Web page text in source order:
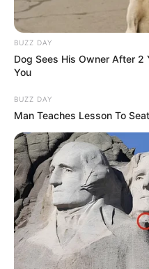
💰 Orbán Viktor nem
végkielégítését – fontos
🚨 Már lefoglalási
⚠️ Veszélyre
🚨 Magyar Péter
komoly változás jöhet
✨ Fordulat: Magyar
Kategóriák
BUZZ DAY
Dog Sees His Owner After 2
You
BUZZ DAY
Man Teaches Lesson To